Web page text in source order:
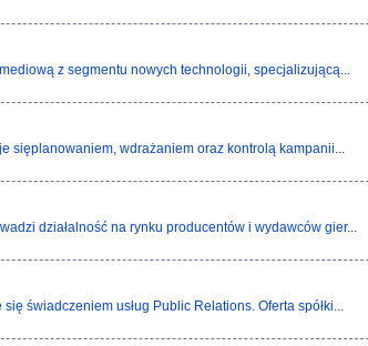
z segmentu nowych technologii, specjalizującą...
sięplanowaniem, wdrażaniem oraz kontrolą kampanii...
działalność na rynku producentów i wydawców gier...
świadczeniem usług Public Relations. Oferta spółki...